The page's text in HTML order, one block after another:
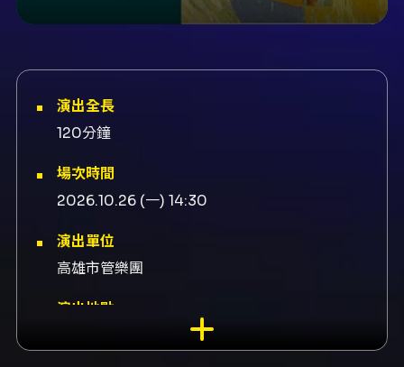
演出全長
120分鐘
場次時間
2026.10.26 (一) 14:30
演出單位
高雄市管樂團
演出地點
衛武營國家藝術文化中心-表演廳 高雄市鳳山區